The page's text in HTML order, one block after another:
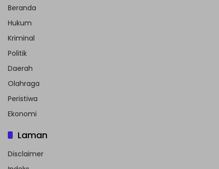
Beranda
Hukum
Kriminal
Politik
Daerah
Olahraga
Peristiwa
Ekonomi
Laman
Disclaimer